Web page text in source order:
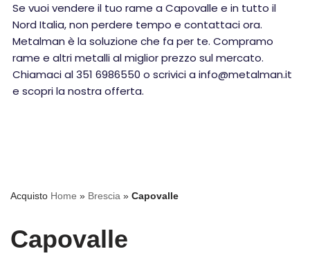
Se vuoi vendere il tuo rame a Capovalle e in tutto il
Nord Italia, non perdere tempo e contattaci ora.
Metalman è la soluzione che fa per te. Compramo
rame e altri metalli al miglior prezzo sul mercato.
Chiamaci al 351 6986550 o scrivici a info@metalman.it
e scopri la nostra offerta.
Acquisto Home » Brescia » Capovalle
Capovalle